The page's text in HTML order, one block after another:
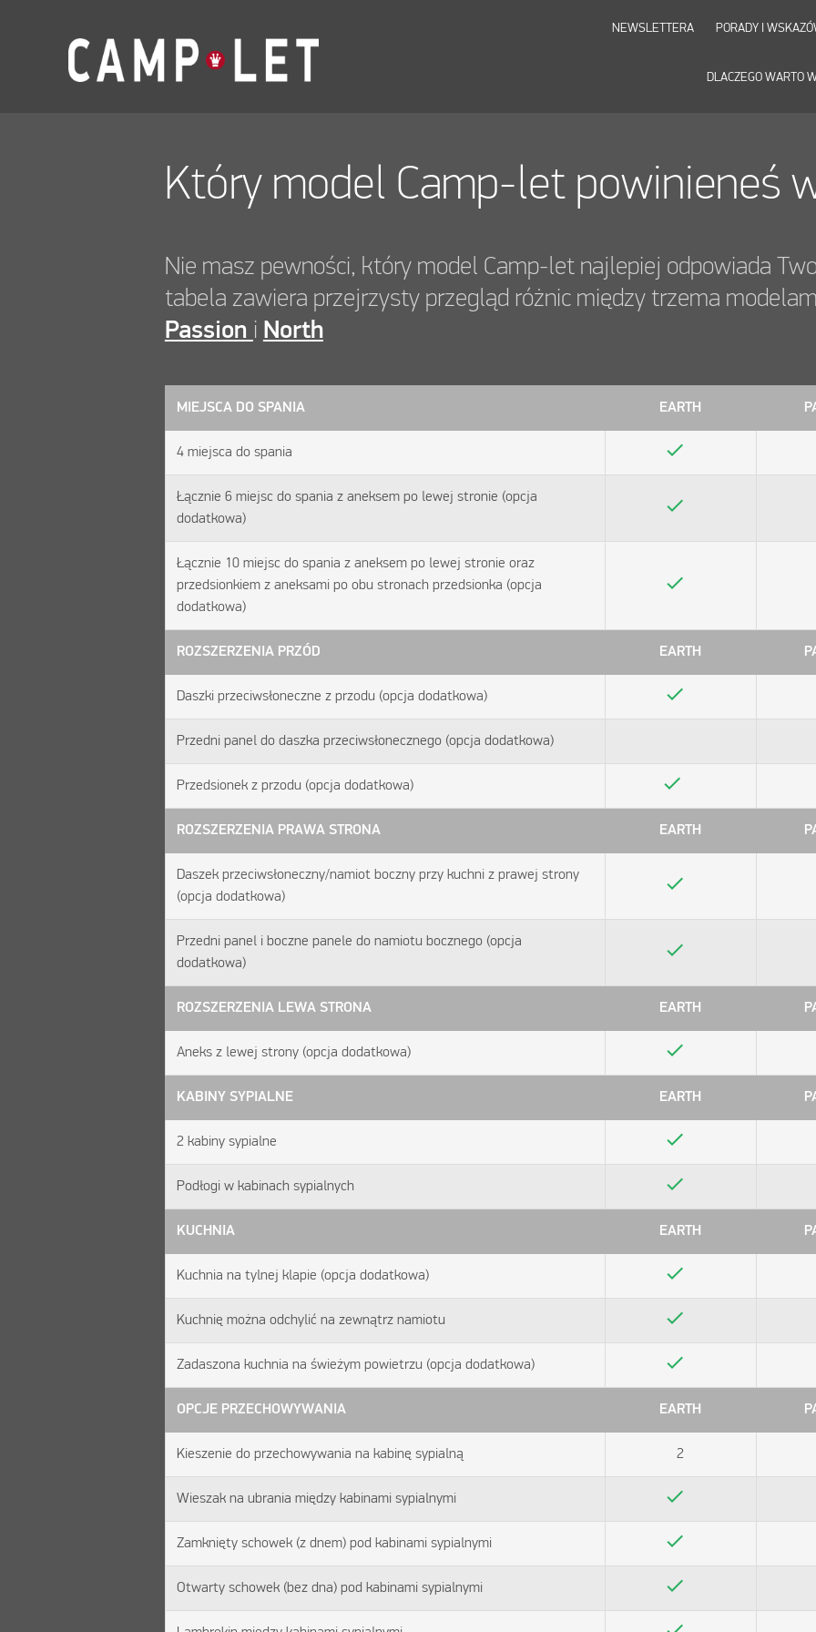
DLACZEGO WARTO
NEWSLETTERA PORADY I
Który model Camp-let powinieneś
Nie masz pewności, który model Camp-let najlepiej odpowiada
tabela zawiera przejrzysty przegląd różnic między trzema
Passion i North
MIEJSCA DO SPANIA EARTH
4 miejsca do spania check
Łącznie 6 miejsc do spania z aneksem po lewej stronie (opcja
dodatkowa)
check
Łącznie 10 miejsc do spania z aneksem po lewej stronie oraz
przedsionkiem z aneksami po obu stronach przedsionka (opcja
dodatkowa)
check
ROZSZERZENIA PRZÓD EARTH
Daszki przeciwsłoneczne z przodu (opcja dodatkowa) check
Przedni panel do daszka przeciwsłonecznego (opcja dodatkowa)
Przedsionek z przodu (opcja dodatkowa) check
ROZSZERZENIA PRAWA STRONA EARTH
Daszek przeciwsłoneczny/namiot boczny przy kuchni z prawej strony
(opcja dodatkowa)
check
Przedni panel i boczne panele do namiotu bocznego (opcja
dodatkowa)
check
ROZSZERZENIA LEWA STRONA EARTH
Aneks z lewej strony (opcja dodatkowa) check
KABINY SYPIALNE EARTH
2 kabiny sypialne check
Podłogi w kabinach sypialnych check
KUCHNIA EARTH
Kuchnia na tylnej klapie (opcja dodatkowa) check
Kuchnię można odchylić na zewnątrz namiotu check
Zadaszona kuchnia na świeżym powietrzu (opcja dodatkowa) check
OPCJE PRZECHOWYWANIA EARTH
Kieszenie do przechowywania na kabinę sypialną 2
Wieszak na ubrania między kabinami sypialnymi check
Zamknięty schowek (z dnem) pod kabinami sypialnymi check
Otwarty schowek (bez dna) pod kabinami sypialnymi check